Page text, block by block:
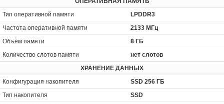
Тип оперативной памяти
LPDDR3
Частота оперативной памяти
2133 МГц
Объём памяти
8 ГБ
Количество слотов памяти
нет слотов
ХРАНЕНИЕ ДАННЫХ
Конфигурация накопителя
SSD 256 ГБ
Тип накопителя
SSD